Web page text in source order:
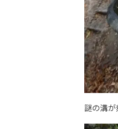
謎の溝が